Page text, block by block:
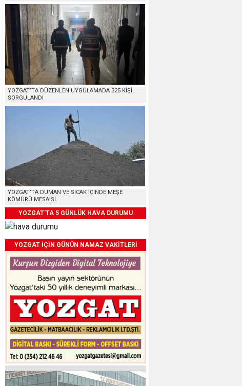
YOZGAT’TA DÜZENLEN UYGULAMADA 325 KİŞİ
SORGULANDI
YOZGAT’TA DUMAN VE SICAK İÇİNDE MEŞE
KÖMÜRÜ MESAİSİ
YOZGAT'TA 5 GÜNLÜK HAVA DURUMU
YOZGAT İÇİN GÜNÜN NAMAZ VAKİTLERİ